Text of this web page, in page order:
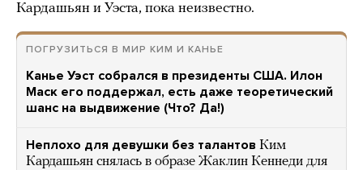
Кардашьян и Уэста, пока неизвестно.
ПОГРУЗИТЬСЯ В МИР КИМ И КАНЬЕ
Канье Уэст собрался в президенты США. Илон
Маск его поддержал, есть даже теоретический
шанс на выдвижение (Что? Да!)
Неплохо для девушки без талантов Ким
Кардашьян снялась в образе Жаклин Кеннеди для